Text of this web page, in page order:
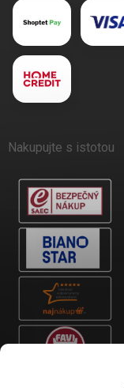
Nakupujte s istotou